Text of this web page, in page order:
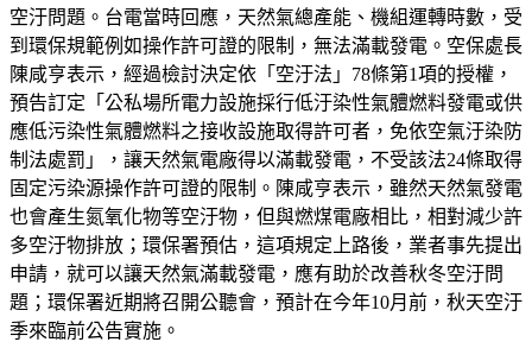
空汙問題。台電當時回應，天然氣總產能、機組運轉時數，受
到環保規範例如操作許可證的限制，無法滿載發電。空保處長
陳咸亨表示，經過檢討決定依「空汙法」78條第1項的授權，
預告訂定「公私場所電力設施採行低汙染性氣體燃料發電或供
應低污染性氣體燃料之接收設施取得許可者，免依空氣汙染防
制法處罰」，讓天然氣電廠得以滿載發電，不受該法24條取得
固定污染源操作許可證的限制。陳咸亨表示，雖然天然氣發電
也會產生氮氧化物等空汙物，但與燃煤電廠相比，相對減少許
多空汙物排放；環保署預估，這項規定上路後，業者事先提出
申請，就可以讓天然氣滿載發電，應有助於改善秋冬空汙問
題；環保署近期將召開公聽會，預計在今年10月前，秋天空汙
季來臨前公告實施。